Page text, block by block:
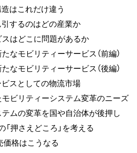
はこれだけ違う
するのはどの産業か
はどこに問題があるか
モビリティーサービス（前編）
モビリティーサービス（後編）
スとしての物流市場
ビリティーシステム変革のニーズ
ムの変革を国や自治体が後押し
押さえどころ」を考える
格はこうなる